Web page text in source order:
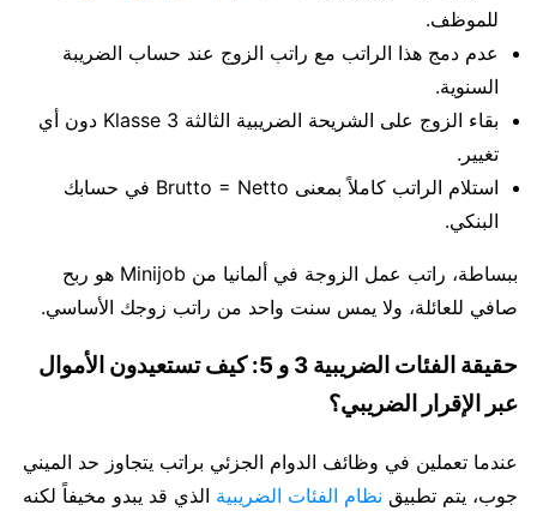
للموظف.
عدم دمج هذا الراتب مع راتب الزوج عند حساب الضريبة
السنوية.
بقاء الزوج على الشريحة الضريبية الثالثة Klasse 3 دون أي
تغيير.
استلام الراتب كاملاً بمعنى Brutto = Netto في حسابك
البنكي.
ببساطة، راتب عمل الزوجة في ألمانيا من Minijob هو ربح
صافي للعائلة، ولا يمس سنت واحد من راتب زوجك الأساسي.
حقيقة الفئات الضريبية 3 و 5: كيف تستعيدون الأموال
عبر الإقرار الضريبي؟
عندما تعملين في وظائف الدوام الجزئي براتب يتجاوز حد الميني
جوب، يتم تطبيق نظام الفئات الضريبية الذي قد يبدو مخيفاً لكنه